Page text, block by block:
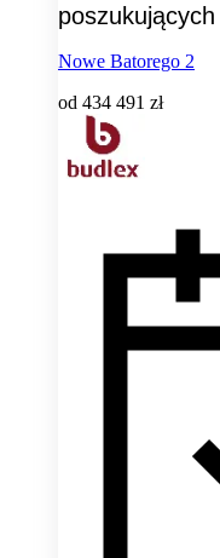
Nowe Batorego 2
od 434 491 zł